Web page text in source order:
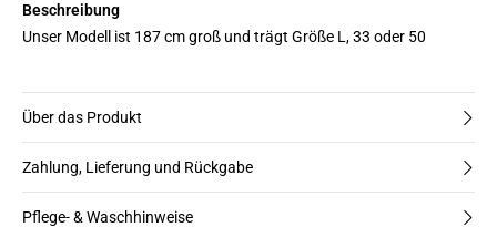
Beschreibung
Unser Modell ist 187 cm groß und trägt Größe L, 33 oder 50
Über das Produkt
Zahlung, Lieferung und Rückgabe
Pflege- & Waschhinweise